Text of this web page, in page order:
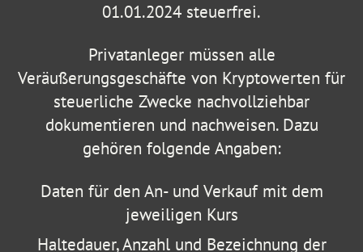
01.01.2024 steuerfrei.
Privatanleger müssen alle
Veräußerungsgeschäfte von Kryptowerten für
steuerliche Zwecke nachvollziehbar
dokumentieren und nachweisen. Dazu
gehören folgende Angaben:
Daten für den An- und Verkauf mit dem
jeweiligen Kurs
Haltedauer, Anzahl und Bezeichnung der